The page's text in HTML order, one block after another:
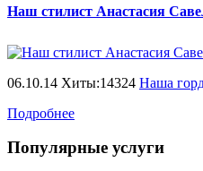
Наш стилист Анастасия
06.10.14 Хиты:14324 Наша
Подробнее
Популярные услуги